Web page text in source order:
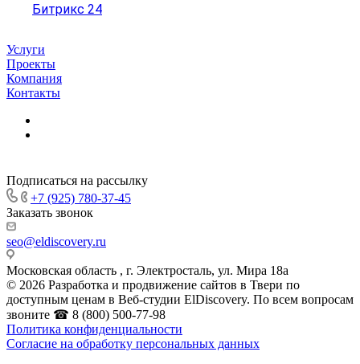
Битрикс 24
Услуги
Проекты
Компания
Контакты
Подписаться на рассылку
+7 (925) 780-37-45
Заказать звонок
seo@eldiscovery.ru
Московская область , г. Электросталь, ул. Мира 18а
© 2026 Разработка и продвижение сайтов в Твери по
доступным ценам в Веб-студии ElDiscovery. По всем вопросам
звоните ☎ 8 (800) 500-77-98
Политика конфиденциальности
Согласие на обработку персональных данных